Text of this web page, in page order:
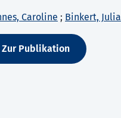
Caroline ; Binkert, Julia
Zur Publikation